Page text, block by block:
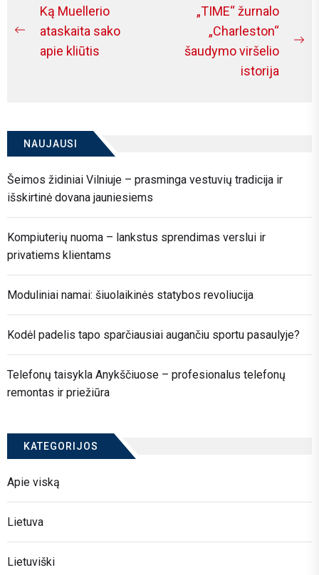
Navigacija
tarp
įrašų
Previous
post:
Ką Muellerio
ataskaita sako
apie kliūtis
„TIME“ žurnalo
„Charleston“
šaudymo viršelio
istorija
NAUJAUSI
Šeimos židiniai Vilniuje – prasminga vestuvių tradicija ir
išskirtinė dovana jauniesiems
Kompiuterių nuoma – lankstus sprendimas verslui ir
privatiems klientams
Moduliniai namai: šiuolaikinės statybos revoliucija
Kodėl padelis tapo sparčiausiai augančiu sportu pasaulyje?
Telefonų taisykla Anykščiuose – profesionalus telefonų
remontas ir priežiūra
KATEGORIJOS
Apie viską
Lietuva
Lietuviški